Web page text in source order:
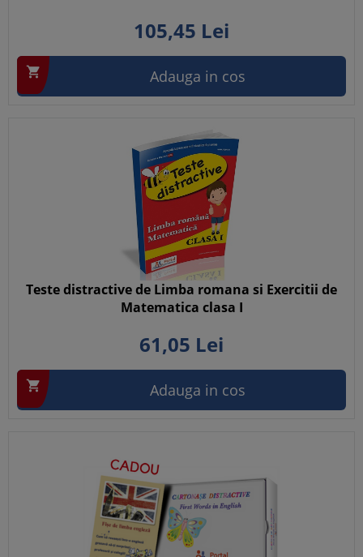
105,45 Lei
 Adauga in cos
Teste distractive de Limba romana si Exercitii de
Matematica clasa I
61,05 Lei
 Adauga in cos